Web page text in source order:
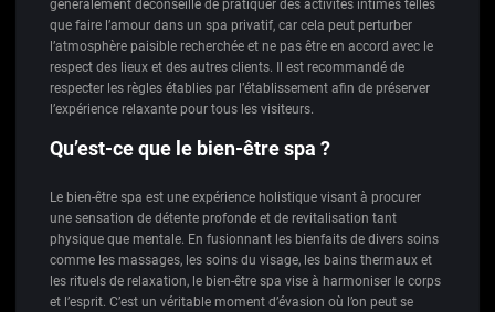
généralement déconseillé de pratiquer des activités intimes telles
que faire l’amour dans un spa privatif, car cela peut perturber
l’atmosphère paisible recherchée et ne pas être en accord avec le
respect des lieux et des autres clients. Il est recommandé de
respecter les règles établies par l’établissement afin de préserver
l’expérience relaxante pour tous les visiteurs.
Qu’est-ce que le bien-être spa ?
Le bien-être spa est une expérience holistique visant à procurer
une sensation de détente profonde et de revitalisation tant
physique que mentale. En fusionnant les bienfaits de divers soins
comme les massages, les soins du visage, les bains thermaux et
les rituels de relaxation, le bien-être spa vise à harmoniser le corps
et l’esprit. C’est un véritable moment d’évasion où l’on peut se